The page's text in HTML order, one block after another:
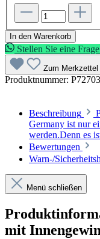
In den Warenkorb
Stellen Sie eine
Zum Merkzettel
Produktnummer:
Beschreibung
Germany ist nur
werden.Denn es
Bewertungen
Warn-/
Menü schließen
mit